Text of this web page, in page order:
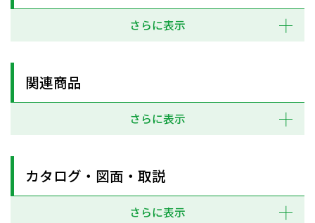
さらに表示
関連商品
さらに表示
カタログ・図面・取説
さらに表示